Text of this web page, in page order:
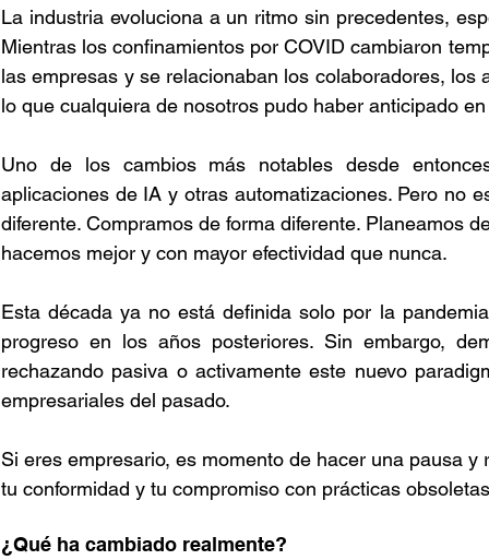
La industria evoluciona a un ritmo sin precedentes,
Mientras los confinamientos por COVID cambiaron
las empresas y se relacionaban los colaboradores, los
lo que cualquiera de nosotros pudo haber anticipado
Uno de los cambios más notables desde
aplicaciones de IA y otras automatizaciones. Pero no
diferente. Compramos de forma diferente. Planeamos
hacemos mejor y con mayor efectividad que nunca.
Esta década ya no está definida solo por la
progreso en los años posteriores. Sin embargo,
rechazando pasiva o activamente este nuevo
empresariales del pasado.
Si eres empresario, es momento de hacer una pausa
tu conformidad y tu compromiso con prácticas
¿Qué ha cambiado realmente?